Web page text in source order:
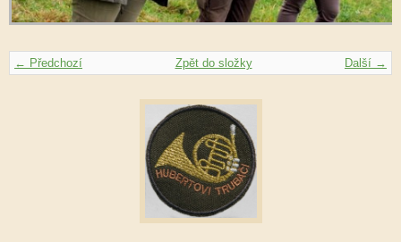
← Předchozí Další →
Zpět do složky